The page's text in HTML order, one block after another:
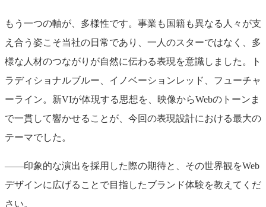
もう一つの軸が、多様性です。事業も国籍も異なる人々が支
え合う姿こそ当社の日常であり、一人のスターではなく、多
様な人材のつながりが自然に伝わる表現を意識しました。ト
ラディショナルブルー、イノベーションレッド、フューチャ
ーライン。新VIが体現する思想を、映像からWebのトーンま
で一貫して響かせることが、今回の表現設計における最大の
テーマでした。
――印象的な演出を採用した際の期待と、その世界観をWeb
デザインに広げることで目指したブランド体験を教えてくだ
さい。